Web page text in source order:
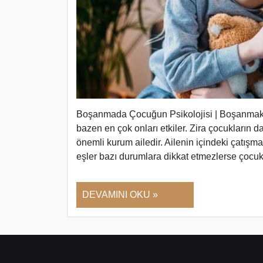
Boşanmada Çocuğun Psikolojisi |
bazen en çok onları etkiler. Zira çocukların
önemli kurum ailedir. Ailenin içindeki
eşler bazı durumlara dikkat etmezlerse
DEVAMINI OKU »